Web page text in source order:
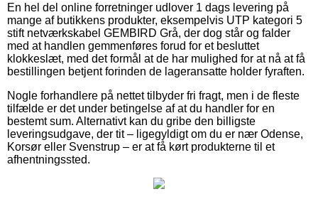
En hel del online forretninger udlover 1 dags levering på
mange af butikkens produkter, eksempelvis UTP kategori 5
stift netværkskabel GEMBIRD Grå, der dog står og falder
med at handlen gemmenføres forud for et besluttet
klokkeslæt, med det formål at de har mulighed for at nå at få
bestillingen betjent forinden de lageransatte holder fyraften.
Nogle forhandlere på nettet tilbyder fri fragt, men i de fleste
tilfælde er det under betingelse af at du handler for en
bestemt sum. Alternativt kan du gribe den billigste
leveringsudgave, der tit – ligegyldigt om du er nær Odense,
Korsør eller Svenstrup – er at få kørt produkterne til et
afhentningssted.